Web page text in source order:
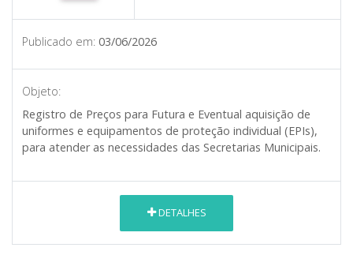
Publicado em: 03/06/2026
Objeto:
Registro de Preços para Futura e Eventual aquisição de
uniformes e equipamentos de proteção individual (EPIs),
para atender as necessidades das Secretarias Municipais.
DETALHES